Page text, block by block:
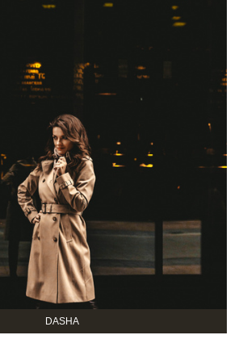
DASHA